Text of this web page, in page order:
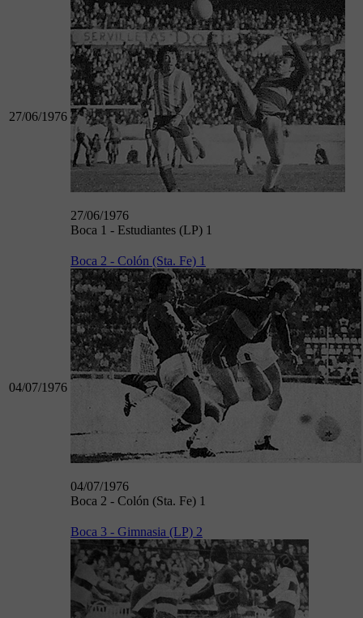
27/06/1976
27/06/1976
Boca 1 - Estudiantes (LP) 1
04/07/1976
Boca 2 - Colón (Sta. Fe) 1
04/07/1976
Boca 2 - Colón (Sta. Fe) 1
Boca 3 - Gimnasia (LP) 2